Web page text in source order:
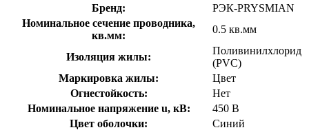
Бренд:
РЭК-PRYSMIAN
Номинальное сечение проводника,
кв.мм:
0.5 кв.мм
Изоляция жилы:
Поливинилхлорид
(PVC)
Маркировка жилы:
Цвет
Огнестойкость:
Нет
Номинальное напряжение u, кВ:
450 В
Цвет оболочки:
Синий